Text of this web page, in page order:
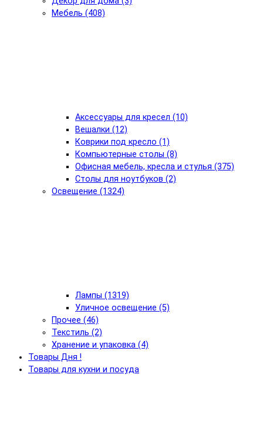
Мебель (408)
Аксессуары для кресел (10)
Вешалки (12)
Коврики под кресло (1)
Компьютерные столы (8)
Офисная мебель, кресла и стулья (375)
Столы для ноутбуков (2)
Освещение (1324)
Лампы (1319)
Уличное освещение (5)
Прочее (46)
Текстиль (2)
Хранение и упаковка (4)
Товары Дня !
Товары для кухни и посуда